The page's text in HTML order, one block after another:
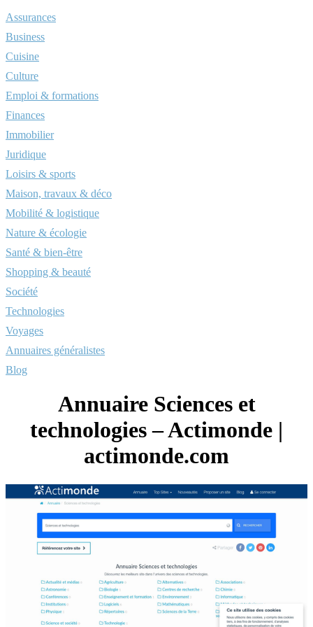
Assurances
Business
Cuisine
Culture
Emploi & formations
Finances
Immobilier
Juridique
Loisirs & sports
Maison, travaux & déco
Mobilité & logistique
Nature & écologie
Santé & bien-être
Shopping & beauté
Société
Technologies
Voyages
Annuaires généralistes
Blog
Annuaire Sciences et
technologies – Actimonde |
actimonde.com